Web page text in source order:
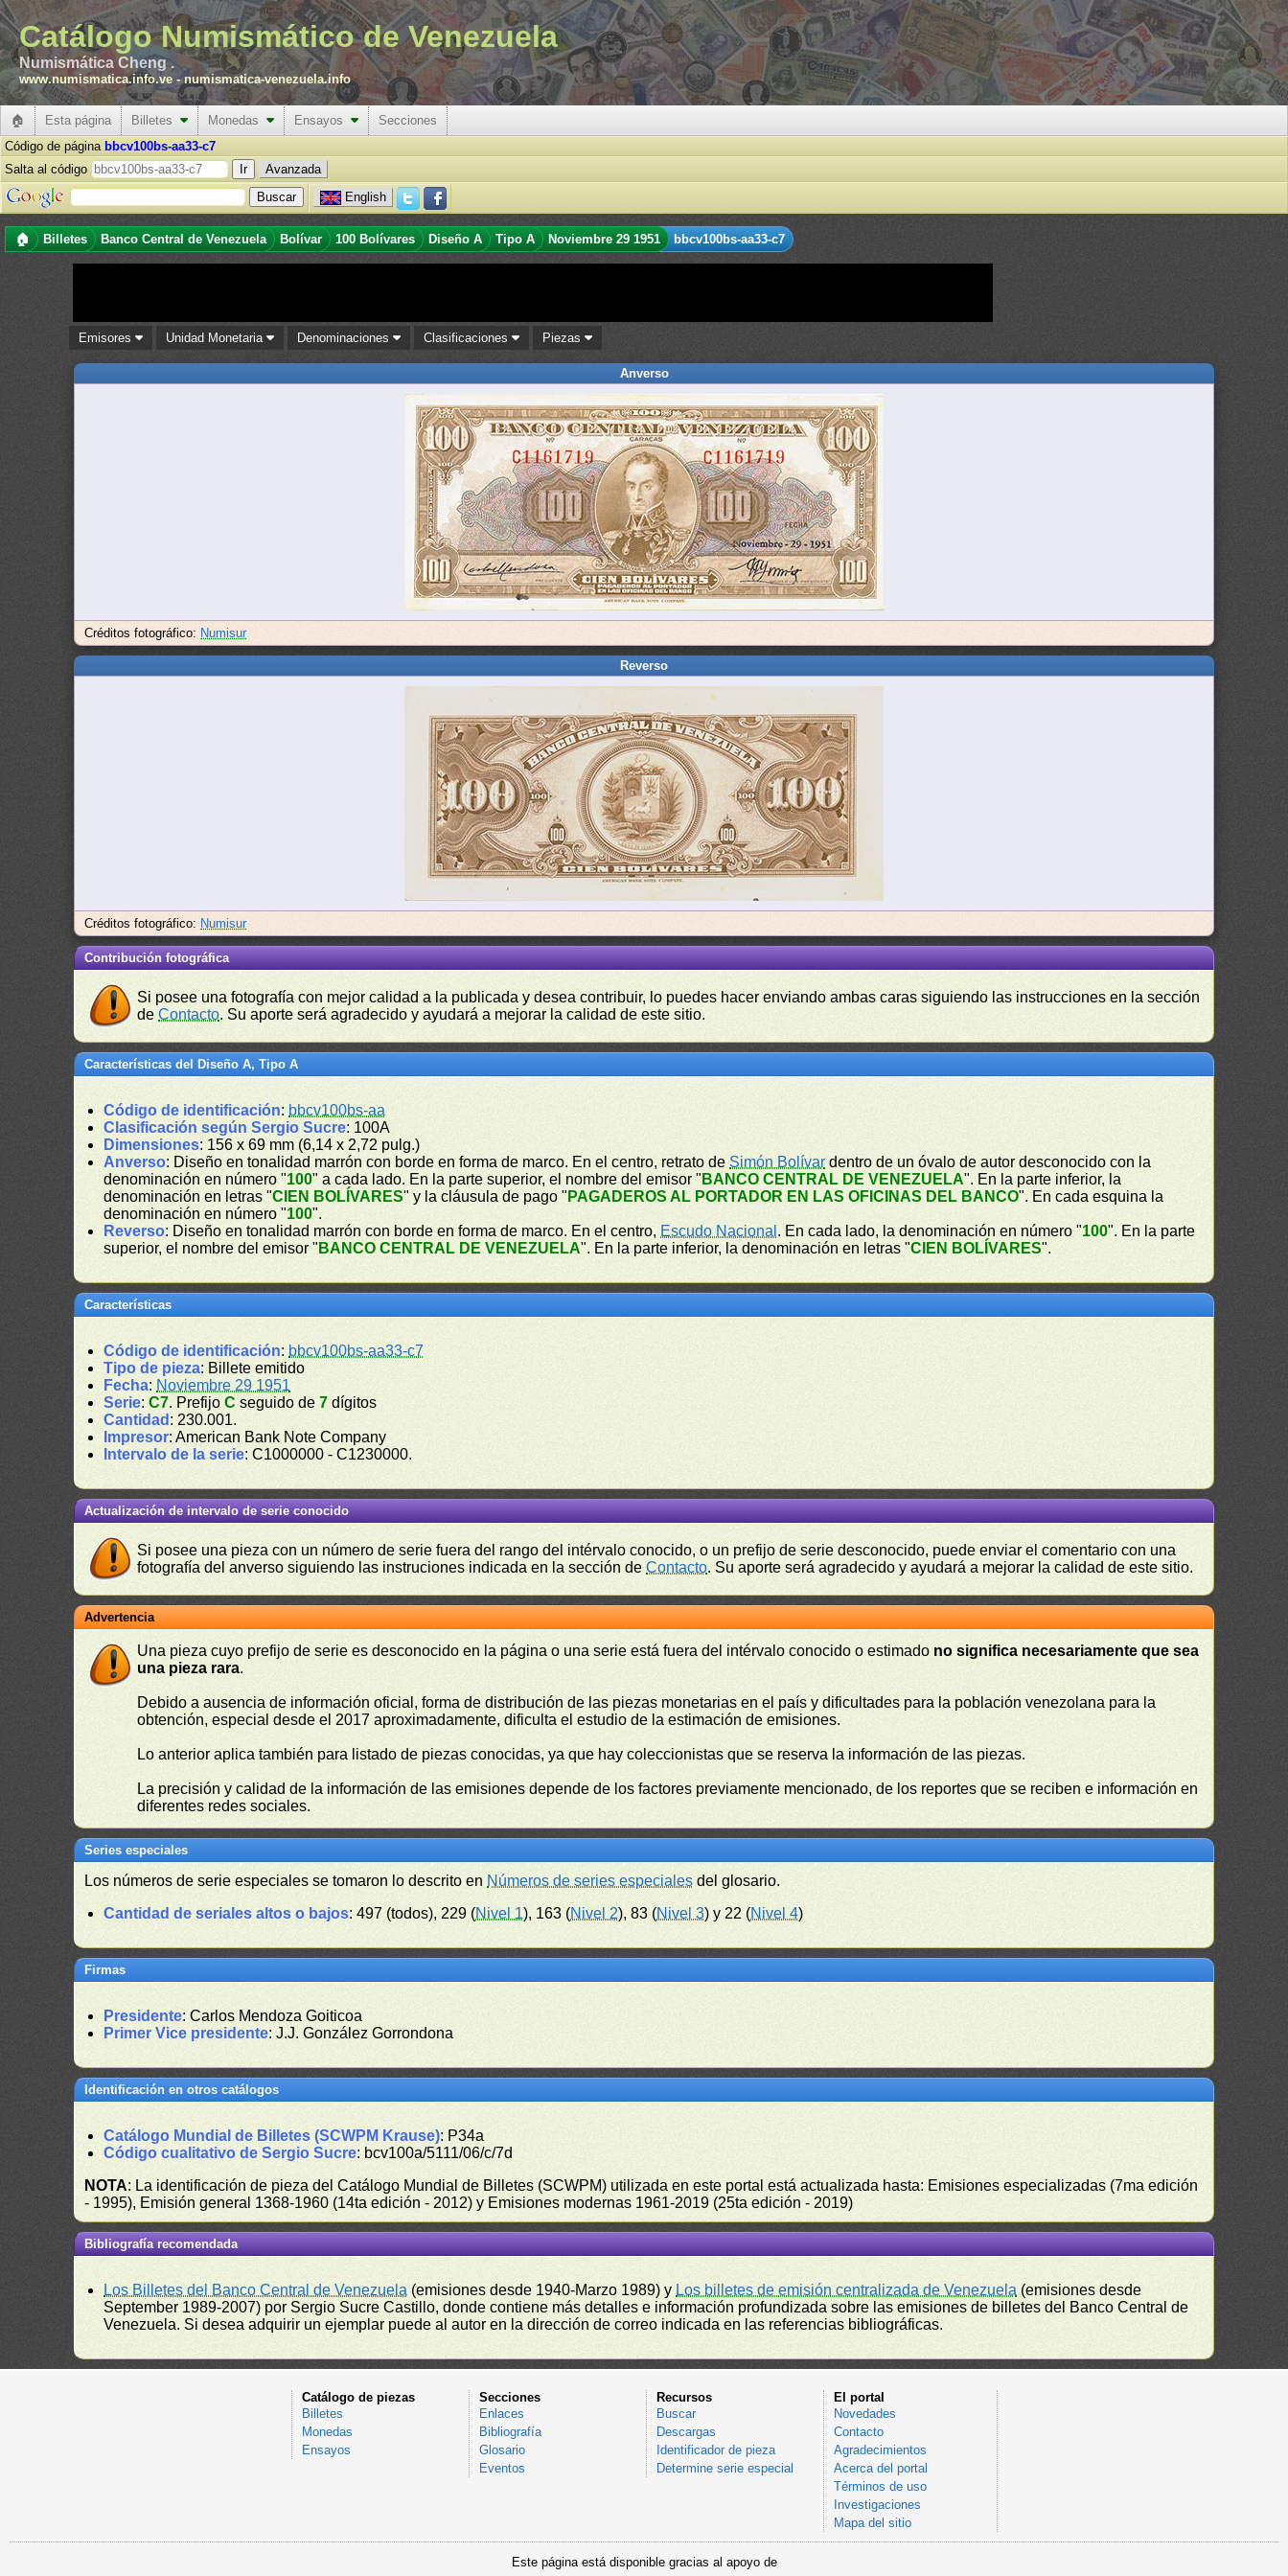
Catálogo Numismático de Venezuela
Numismática Cheng .
www.numismatica.info.ve -numismatica-venezuela.info
🏠 Esta página Billetes Monedas Ensayos
Secciones
Código de página bbcv100bs-aa33-c7
Salta al código
Avanzada
English
🏠 Billetes Banco Central de Venezuela Bolívar 100 Bolívares Diseño A Tipo A Noviembre 29 1951 bbcv100bs-aa33-c7
Emisores Unidad Monetaria Denominaciones Clasificaciones Piezas
Anverso
Créditos fotográfico: Numisur
Reverso
Créditos fotográfico: Numisur
Contribución fotográfica
Si posee una fotografía con mejor calidad a la publicada y desea contribuir, lo puedes hacer enviando ambas caras siguiendo las instrucciones en la sección
deContacto. Su aporte será agradecido y ayudará a mejorar la calidad de este sitio.
Características del Diseño A, Tipo A
Código de identificación: bbcv100bs-aa
Clasificación según Sergio Sucre: 100A
Dimensiones: 156 x 69 mm (6,14 x 2,72 pulg.)
Anverso: Diseño en tonalidad marrón con borde en forma de marco. En el centro, retrato de Simón Bolívar dentro de un óvalo de autor desconocido con la
denominación en número "100" a cada lado. En la parte superior, el nombre del emisor " BANCO CENTRAL DE VENEZUELA". En la parte inferior, la
denominación en letras "CIEN BOLÍVARES" y la cláusula de pago " PAGADEROS AL PORTADOR EN LAS OFICINAS DEL BANCO". En cada esquina la
denominación en número "100".
Reverso: Diseño en tonalidad marrón con borde en forma de marco. En el centro, Escudo Nacional . En cada lado, la denominación en número "100". En la parte
superior, el nombre del emisor " BANCO CENTRAL DE VENEZUELA". En la parte inferior, la denominación en letras "CIEN BOLÍVARES".
Características
Código de identificación: bbcv100bs-aa33-c7
Tipo de pieza: Billete emitido
Fecha: Noviembre 29 1951
Serie:C7. PrefijoC seguido de7 dígitos
Cantidad : 230.001.
Impresor: American Bank Note Company
Intervalo de la serie: C1000000 - C1230000.
Actualización de intervalo de serie conocido
Si posee una pieza con un número de serie fuera del rango del intérvalo conocido, o un prefijo de serie desconocido, puede enviar el comentario con una
fotografía del anverso siguiendo las instruciones indicada en la sección deContacto. Su aporte será agradecido y ayudará a mejorar la calidad de este sitio.
Advertencia
Una pieza cuyo prefijo de serie es desconocido en la página o una serie está fuera del intérvalo conocido o estimado no significa necesariamente que sea
una pieza rara.
Debido a ausencia de información oficial, forma de distribución de las piezas monetarias en el país y dificultades para la población venezolana para la
obtención, especial desde el 2017 aproximadamente, dificulta el estudio de la estimación de emisiones.
Lo anterior aplica también para listado de piezas conocidas, ya que hay coleccionistas que se reserva la información de las piezas.
La precisión y calidad de la información de las emisiones depende de los factores previamente mencionado, de los reportes que se reciben e información en
diferentes redes sociales.
Series especiales
Los números de serie especiales se tomaron lo descrito en Números de series especiales del glosario.
Cantidad de seriales altos o bajos: 497 (todos), 229 (Nivel 1), 163 (Nivel 2), 83 (Nivel 3) y 22 (Nivel 4)
Firmas
Presidente: Carlos Mendoza Goiticoa
Primer Vice presidente: J.J. González Gorrondona
Identificación en otros catálogos
Catálogo Mundial de Billetes (SCWPM Krause): P34a
Código cualitativo de Sergio Sucre: bcv100a/5111/06/c/7d
NOTA: La identificación de pieza del Catálogo Mundial de Billetes (SCWPM) utilizada en este portal está actualizada hasta: Emisiones especializadas (7ma edición
- 1995), Emisión general 1368-1960 (14ta edición - 2012) y Emisiones modernas 1961-2019 (25ta edición - 2019)
Bibliografía recomendada
Los Billetes del Banco Central de Venezuela (emisiones desde 1940-Marzo 1989) y Los billetes de emisión centralizada de Venezuela (emisiones desde
September 1989-2007) por Sergio Sucre Castillo, donde contiene más detalles e información profundizada sobre las emisiones de billetes del Banco Central de
Venezuela. Si desea adquirir un ejemplar puede al autor en la dirección de correo indicada en las referencias bibliográficas.
Catálogo de piezas
Billetes
Monedas
Ensayos
Secciones
Enlaces
Bibliografía
Glosario
Eventos
Recursos
Buscar
Descargas
Identificador de pieza
Determine serie especial
El portal
Novedades
Contacto
Agradecimientos
Acerca del portal
Términos de uso
Investigaciones
Mapa del sitio
Este página está disponible gracias al apoyo de